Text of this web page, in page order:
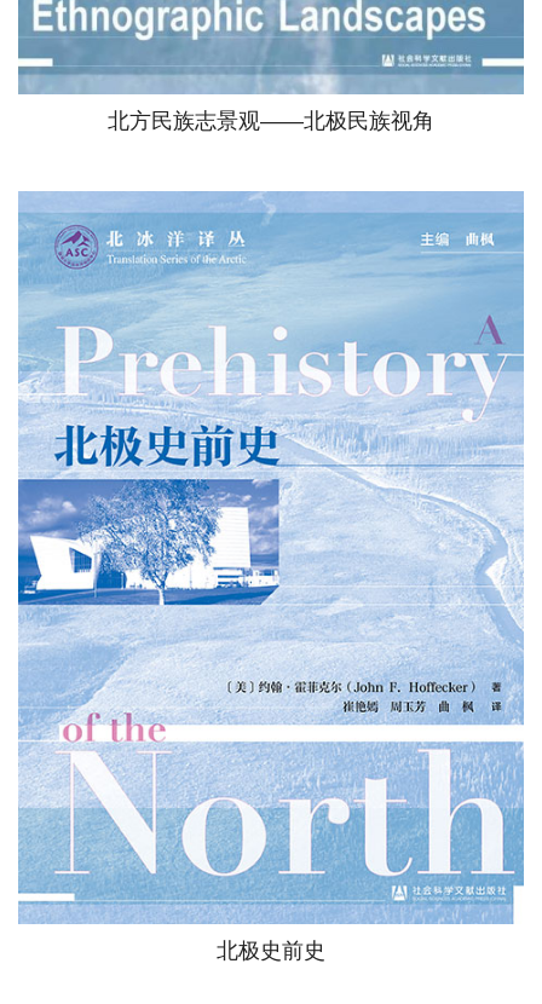
北方民族志景观——北极民族视角
北极史前史